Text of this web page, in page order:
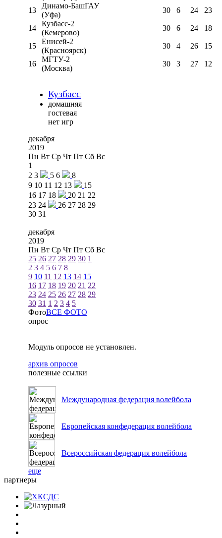
13
Динамо-БашГАУ
(Уфа)
30 6 24 23
14
Кузбасс-2
(Кемерово)
30 6 24 18
15
Енисей-2
(Красноярск)
30 4 26 15
16
МГТУ-2
(Москва)
30 3 27 12
Кузбасс
домашняя
гостевая
нет игр
декабря
2019
Пн Вт Ср Чт Пт Сб Вс
1
2 3 5 6
8
9 10 11 12 13
15
16 17 18 20 21 22
23 24 26 27 28 29
30 31
декабря
2019
Пн Вт Ср Чт Пт Сб Вс
25 26 27 28 29 30 1
2 3 4 5 6 7 8
9 10 11 12 13 14 15
16 17 18 19 20 21 22
23 24 25 26 27 28 29
30 31 1 2 3 4 5
ФотоВСЕ ФОТО
опрос
Модуль опросов не установлен.
архив опросов
полезные ссылки
Международная федерация волейбола
Европейская конфедерация волейбола
Всероссийская федерация волейбола
еще
партнеры